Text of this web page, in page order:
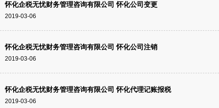
怀化企税无忧财务管理咨询有限公司 怀化公司变更
2019-03-06
怀化企税无忧财务管理咨询有限公司 怀化公司注销
2019-03-06
怀化企税无忧财务管理咨询有限公司 怀化代理记账报税
2019-03-06